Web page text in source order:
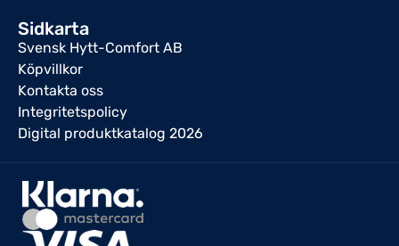
Sidkarta
Svensk Hytt-Comfort AB
Köpvillkor
Kontakta oss
Integritetspolicy
Digital produktkatalog 2026